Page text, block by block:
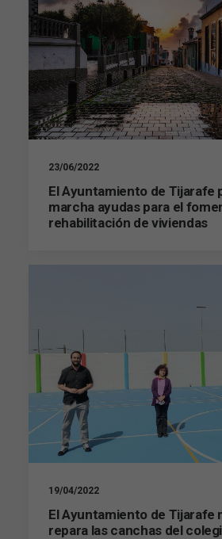
23/06/2022
El Ayuntamiento de Tijarafe
marcha ayudas para el
rehabilitación de viviendas
19/04/2022
El Ayuntamiento de Tijarafe
repara las canchas del
ver